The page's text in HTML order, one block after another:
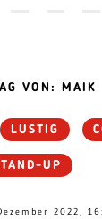
VON: MAIK
LUSTIG
UP
2022,